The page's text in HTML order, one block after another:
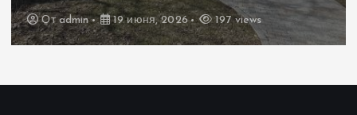
Отadmin 19 июня, 2026 197 views